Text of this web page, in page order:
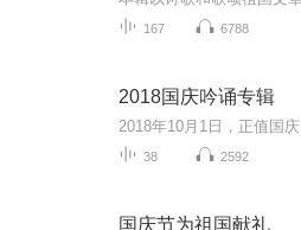
167 6788
2018国庆吟诵专辑
38 2592
国庆节为祖国献礼